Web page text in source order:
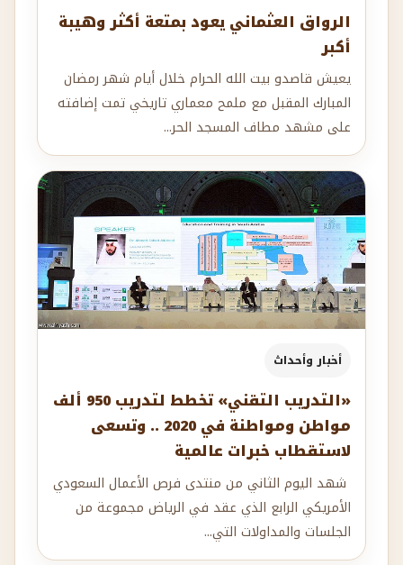
الرواق العثماني يعود بمتعة أكثر وهيبة
أكبر
يعيش قاصدو بيت الله الحرام خلال أيام شهر رمضان
المبارك المقبل مع ملمح معماري تاريخي تمت إضافته
على مشهد مطاف المسجد الحر...
أخبار وأحداث
«التدريب التقني» تخطط لتدريب 950 ألف
مواطن ومواطنة في 2020 .. وتسعى
لاستقطاب خبرات عالمية
شهد اليوم الثاني من منتدى فرص الأعمال السعودي
الأمريكي الرابع الذي عقد في الرياض مجموعة من
الجلسات والمداولات التي...